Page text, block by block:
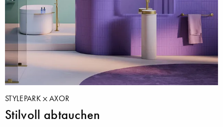
STYLEPARK AXOR
Stilvoll abtauchen